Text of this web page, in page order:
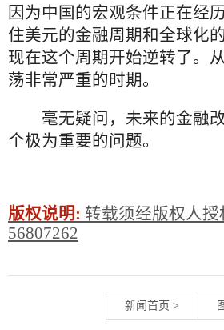
因为中国的宏观条件正在经
住美元的金融周期和全球化
现在这个周期开始逆转了。
荡非常严重的时期。
毫无疑问，未来的金融改
个极为重要的问题。
版权说明: 转载须经版权人
56807262
新闻首页 >